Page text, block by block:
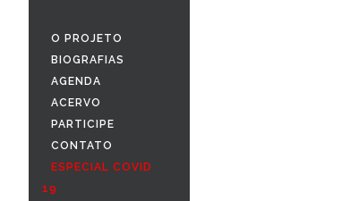
O PROJETO
BIOGRAFIAS
AGENDA
ACERVO
PARTICIPE
CONTATO
ESPECIAL COVID
19